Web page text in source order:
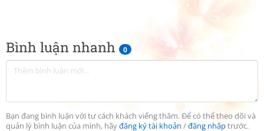
Bình luận nhanh 0
Bạn đang bình luận với tư cách khách viếng thăm. Để có thể theo dõi và
quản lý bình luận của mình, hãyđăng ký tài khoản /đăng nhậptrước.